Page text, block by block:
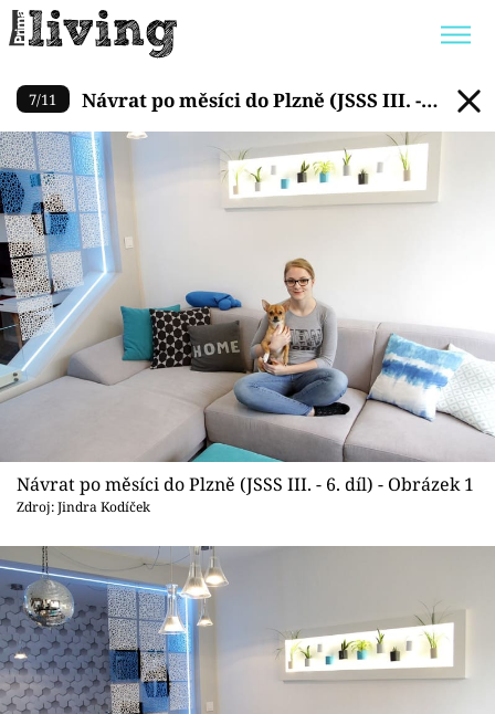
Trendy: JAK UŠETŘIT
POKOJOVÉ KVĚTINY
BYDLENÍ SLAVNÝCH
Témata
Bydlení
Zahrada
Sledujte prima+
Přihlášení
Sledujte nás
Návrat po měsíci do Plzně
7/11
Návrat po měsíci do Plzně (JSSS III. -
6. díl)
Návrat po měsíci do Plzně (JSSS III. - 6. díl) - Obrázek 1
Zdroj: Jindra Kodíček